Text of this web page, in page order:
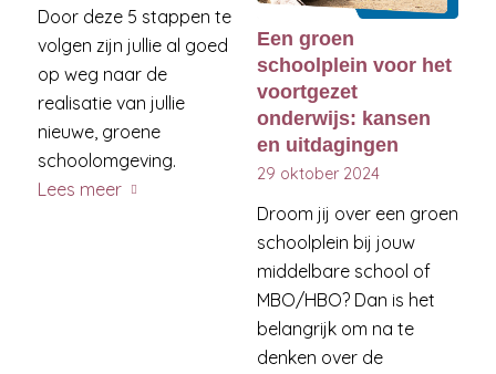
Door deze 5 stappen te
volgen zijn jullie al goed
op weg naar de
realisatie van jullie
nieuwe, groene
schoolomgeving.
Lees meer
Een groen
schoolplein voor het
voortgezet
onderwijs: kansen
en uitdagingen
29 oktober 2024
Droom jij over een groen
schoolplein bij jouw
middelbare school of
MBO/HBO? Dan is het
belangrijk om na te
denken over de